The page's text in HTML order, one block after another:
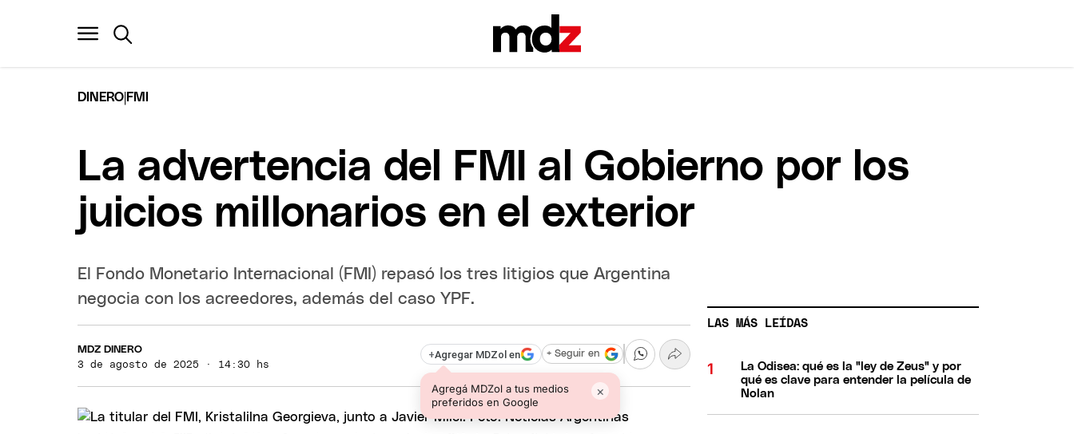
DINERO FMI
La advertencia del FMI al Gobierno por los
juicios millonarios en el exterior
El Fondo Monetario Internacional (FMI) repasó los tres litigios que Argentina
negocia con los acreedores, además del caso YPF.
MDZ DINERO
3 de agosto de 2025 · 14:30 hs
+Agregar MDZol en
Agregá MDZol a tus medios
preferidos en Google
×
+ Seguir en
LAS MÁS LEÍDAS
La Odisea: qué es la "ley de Zeus" y por
qué es clave para entender la película de
Nolan